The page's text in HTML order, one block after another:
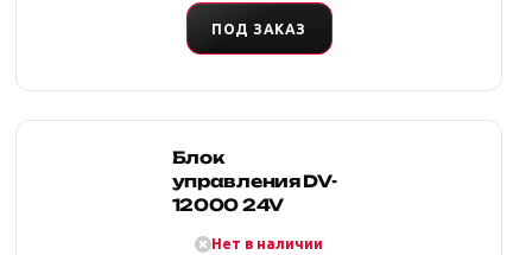
ПОД ЗАКАЗ
Блок
управления DV-
12000 24V
Нет в наличии